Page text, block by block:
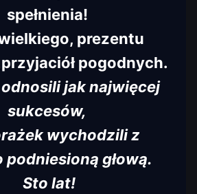
spełnienia!
prezentu
pogodnych.
n osili jak najwięcej
sukcesów,
wychodzili z
podniesioną g łową.
Sto l at!